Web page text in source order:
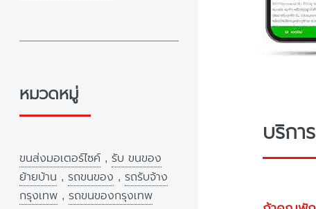
บริกา
หมวดหมู่
ขนส่งมอเตอร์ไซค์ , รับ ขนของ
ย้ายบ้าน , รถขนของ , รถรับจ้าง
กรุงเทพ , รถขนของกรุงเทพ